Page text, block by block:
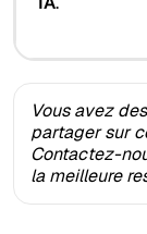
Vous avez
partager sur
Contactez-
la meilleure